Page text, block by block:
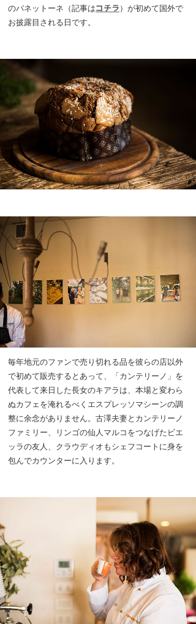
のパネットーネ（記事はコチラ）が初めて国外で
お披露目される日です。
毎年地元のファンで売り切れる品を彼らの店以外
で初めて販売するとあって、「カンテリーノ」を
代表して来日した長女のキアラは、本場と変わら
ぬカフェを淹れるべくエスプレッソマシーンの調
整に余念がありません。古澤夫妻とカンテリーノ
ファミリー、リンゴの仙人マルコをつなげたビエ
ッラの友人、クラウディオもシェフコートに身を
包んでカウンターに入ります。